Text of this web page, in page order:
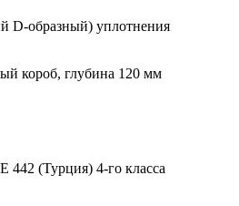
D-образный) уплотнения
короб, глубина 120 мм
(Турция) 4-го класса